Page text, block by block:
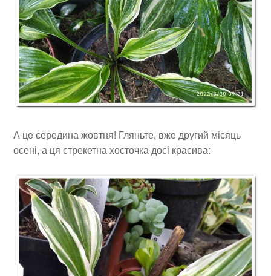
А це середина жовтня! Гляньте, вже другий місяць
осені, а ця стрекетна хосточка досі красива: